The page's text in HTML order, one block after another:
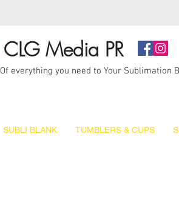
CLG Media PR
Of everything you need to Your Sublimation
SUBLI BLANK TUMBLERS & CUPS